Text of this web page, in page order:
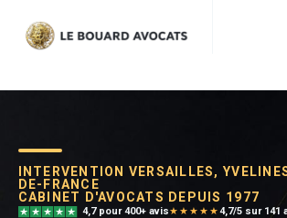
INTERVENTION VERSAILLES,
DE-FRANCE
CABINET D'AVOCATS DEPUIS 1977
4,7 pour 400+ avis★★★★★4,7/5 sur 141